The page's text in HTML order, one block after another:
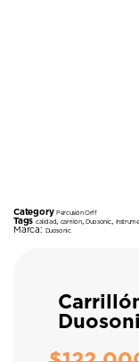
Category Percusión Orff
Tags calidad carrilón,Duosonic
Marca: Duosonic